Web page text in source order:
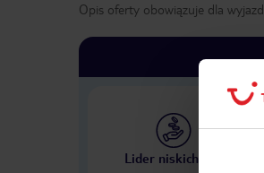
Opis oferty obowiązuje dla
Lider niskich cen